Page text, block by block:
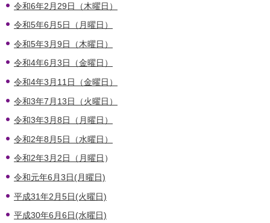
令和6年2月29日（木曜日）
令和5年6月5日（月曜日）
令和5年3月9日（木曜日）
令和4年6月3日（金曜日）
令和4年3月11日（金曜日）
令和3年7月13日（火曜日）
令和3年3月8日（月曜日）
令和2年8月5日（水曜日）
令和2年3月2日（月曜日 ）
令和元年6月3日(月曜日)
平成31年2月5日(火曜日)
平成30年6月6日(水曜日)